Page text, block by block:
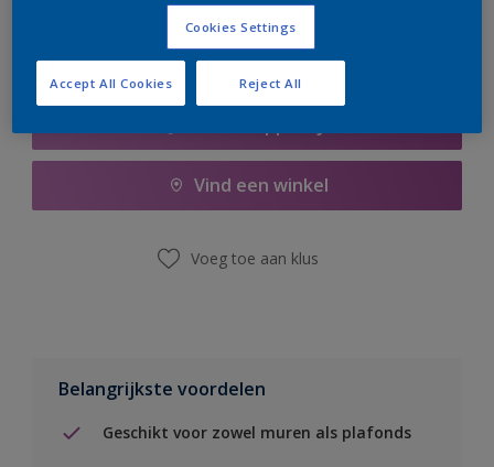
Vind een winkel
Voeg toe aan klus
Belangrijkste voordelen
Geschikt voor zowel muren als plafonds
Cookies Settings
Reject All
Accept All Cookies